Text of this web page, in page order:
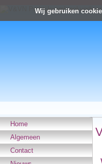
Wij gebruiken
Home
Algemeen
Contact